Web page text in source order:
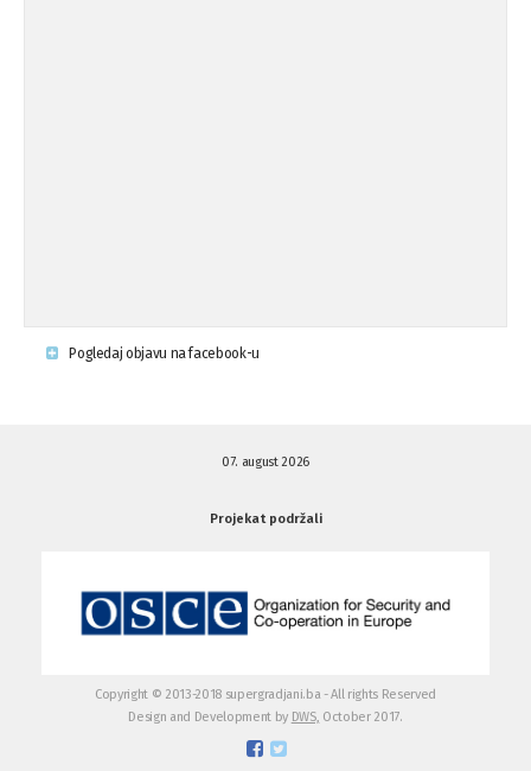
Pogledaj objavu na facebook-u
07. august 2026
Projekat podržali
Copyright © 2013-2018 supergradjani.ba - All rights Reserved
Design and Development by DWS, October 2017.